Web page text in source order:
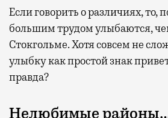
Если говорить о различиях, то,
большим трудом улыбаются,
Стокгольме. Хотя совсем не
улыбку как простой знак
правда?
Нелюбимые